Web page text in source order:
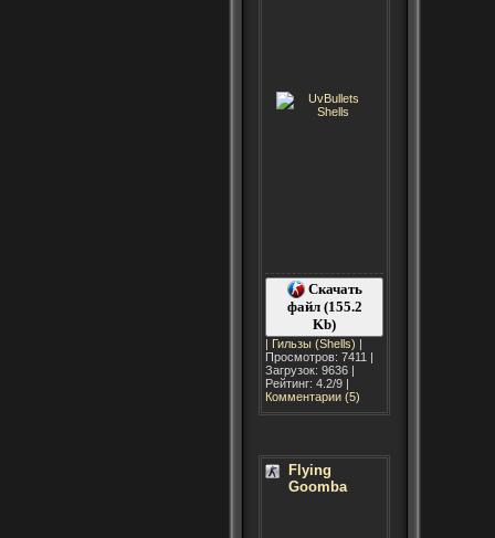
Скачать
файл (155.2
Kb)
| Гильзы (Shells) |
Просмотров: 7411 |
Загрузок: 9636 |
Рейтинг: 4.2/9 |
Комментарии (5)
Flying
Goomba